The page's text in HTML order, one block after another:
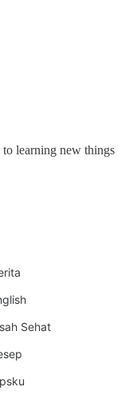
learning new things
Sehat